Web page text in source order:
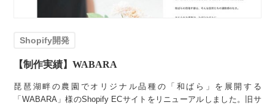
Shopify開発
【制作実績】WABARA
琵琶湖畔の農園でオリジナル品種の「和ばら」を展開する
「WABARA」様のShopify ECサイトをリニューアルしました。旧サ